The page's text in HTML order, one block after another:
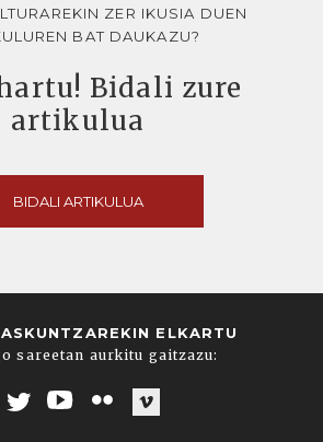
ZER IKUSIA DUEN
BAT DAUKAZU?
Bidali zure
artikulua
BIDALI ARTIKULUA
ELKARTU
sareetan aurkitu gaitzazu: